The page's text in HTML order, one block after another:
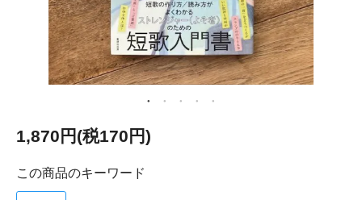
1,870円(税170円)
この商品のキーワード